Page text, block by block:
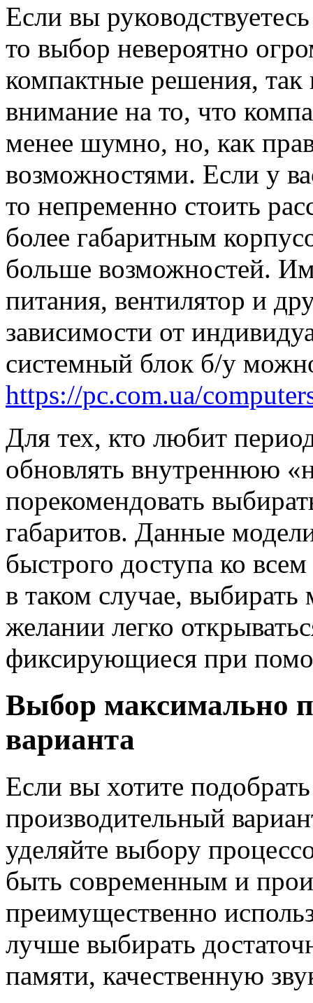
Если вы
то выбор невероятно
компактные решения, так
внимание на то, что
менее шумно, но, как
возможностями. Если у
то непременно стоить
более габаритным
больше возможностей.
питания, вентилятор и
зависимости от
системный блок б/у
https://pc.com.ua/
Для тех, кто любит
обновлять внутреннюю
порекомендовать
габаритов. Данные
быстрого доступа ко
в таком случае,
желании легко
фиксирующиеся при
Выбор максимально
варианта
Если вы хотите
производительный
уделяйте выбору
быть современным и
преимущественно
лучше выбирать
памяти, качественную